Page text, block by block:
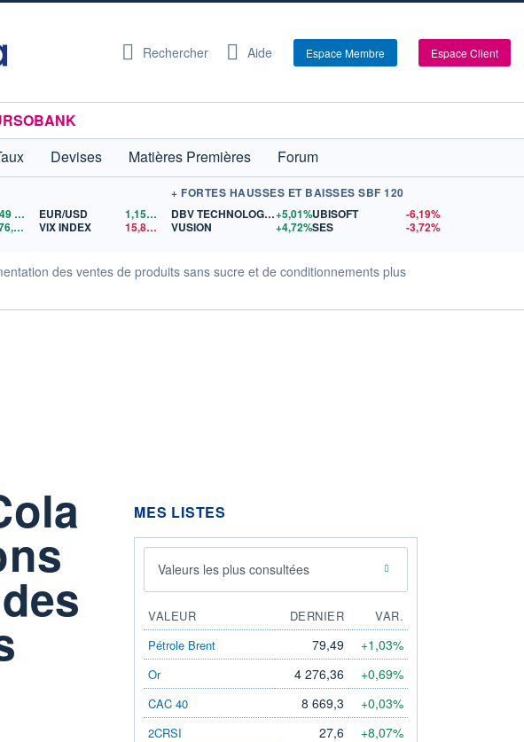
Rechercher Aide Espace Membre Espace Client
Devises Matières Premières
Forum
4 276,36 $US
EUR/USD 1,1556
$US
VIX INDEX
15,81$US
+ FORTES HAUSSES ET BAISSES SBF 120
DBV TECHNOLOGIES+5,01%
VUSION
+4,72%
UBISOFT
-6,19%
SES
-3,72%
des ventes de produits sans sucre et de conditionnements plus
MES LISTES
Valeurs les plus consultées
VALEUR DERNIER
VAR.
Pétrole Brent
79,49 +1,03%
Or 4 276,36 +0,69%
CAC 40 8 669,3 +0,03%
2CRSI 27,6 +8,07%